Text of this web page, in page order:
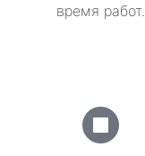
время работ.